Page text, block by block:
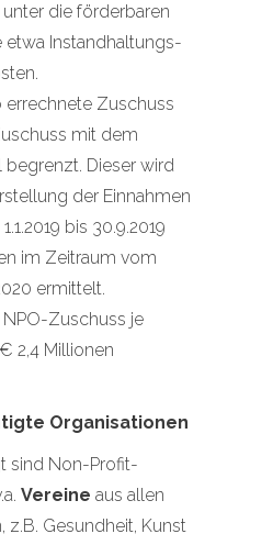
die förderbaren
etwa Instandhaltungs-
Zuschuss
mit dem
begrenzt. Dieser wird
der Einnahmen
bis 30.9.2019
im Zeitraum vom
ermittelt.
Zuschuss je
2,4 Millionen
Organisationen
sind Non-Profit-
Vereine aus allen
z.B. Gesundheit, Kunst